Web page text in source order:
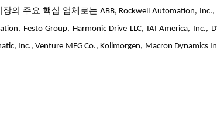
의 주요 핵심 업체로는 ABB, Rockwell Automation, Inc.,
Festo Group, Harmonic Drive LLC, IAI America, Inc.,
Inc., Venture MFG Co., Kollmorgen, Macron